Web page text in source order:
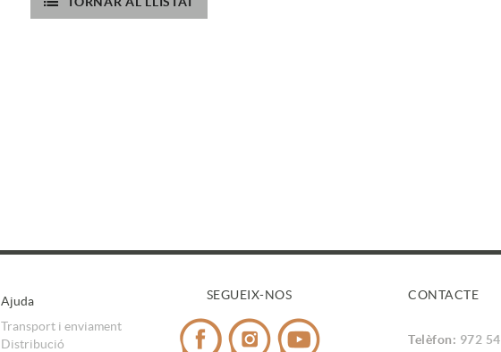
Ajuda
Transport i enviament
Distribució
SEGUEIX-NOS CONTACTE
Telèfon: 972